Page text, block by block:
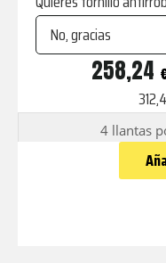
Light
Grey
258,24
4 llantas